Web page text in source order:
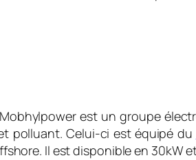
est un groupe
polluant. Celui-ci est équipé du
Il est disponible en 30kW